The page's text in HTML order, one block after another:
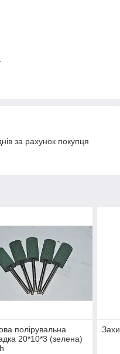
за рахунок покупця
полірувальна
20*10*3 (зелена)